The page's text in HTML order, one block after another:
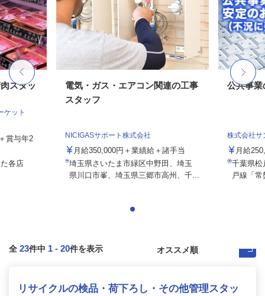
スタッ
ケット
賞与年2
各店
電気・ガス・エアコン関連の工事
スタッフ
NICIGASサポート株式会社
月給350,000円＋業績給＋諸手当
埼玉県さいたま市緑区中野田、埼玉
県川口市峯、埼玉県三郷市高州、千...
公共事業
株式会社サ
月給
千葉県松
戸線「
全 23件中 1 - 20件を表示
リサイクルの検品・荷下ろし・その他管理スタッ